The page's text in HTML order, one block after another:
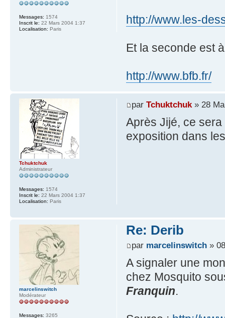
http://www.les-
Et la seconde est
http://www.bfb.fr/
Messages: 1574
Inscrit le: 22 Mars 2004 1:37
Localisation: Paris
par Tchuktchuk» 28
Après Jijé, ce
exposition dans
Tchuktchuk
Administrateur
Messages: 1574
Inscrit le: 22 Mars 2004 1:37
Localisation: Paris
Re: Derib
par marcelinswitch»
A signaler une
chez Mosquito
Franquin.
marcelinswitch
Modérateur
Messages: 3265